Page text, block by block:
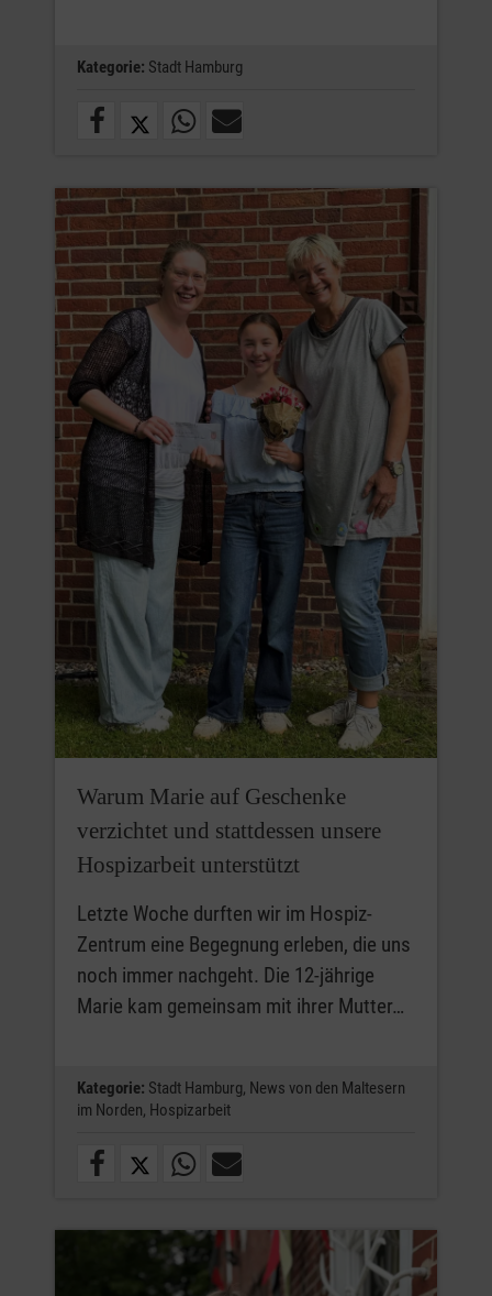
Kategorie: Stadt Hamburg
Warum Marie auf Geschenke
verzichtet und stattdessen unsere
Hospizarbeit unterstützt
Letzte Woche durften wir im Hospiz-
Zentrum eine Begegnung erleben, die uns
noch immer nachgeht. Die 12-jährige
Marie kam gemeinsam mit ihrer Mutter…
Kategorie: Stadt Hamburg, News von den Maltesern
im Norden, Hospizarbeit